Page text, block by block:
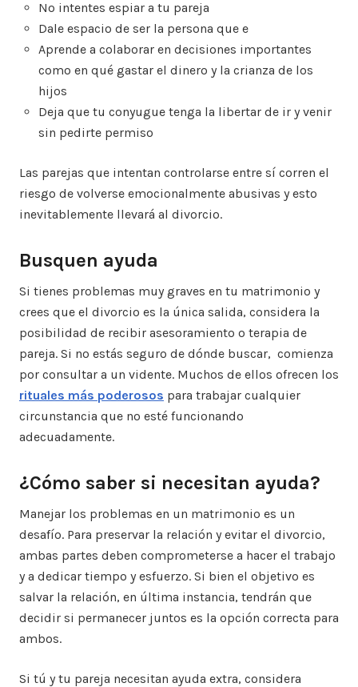
No intentes espiar a tu pareja
Dale espacio de ser la persona que e
Aprende a colaborar en decisiones importantes
como en qué gastar el dinero y la crianza de los
hijos
Deja que tu conyugue tenga la libertar de ir y venir
sin pedirte permiso
Las parejas que intentan controlarse entre sí corren el
riesgo de volverse emocionalmente abusivas y esto
inevitablemente llevará al divorcio.
Busquen ayuda
Si tienes problemas muy graves en tu matrimonio y
crees que el divorcio es la única salida, considera la
posibilidad de recibir asesoramiento o terapia de
pareja. Si no estás seguro de dónde buscar, comienza
por consultar a un vidente. Muchos de ellos ofrecen los
rituales más poderosos para trabajar cualquier
circunstancia que no esté funcionando
adecuadamente.
¿Cómo saber si necesitan ayuda?
Manejar los problemas en un matrimonio es un
desafío. Para preservar la relación y evitar el divorcio,
ambas partes deben comprometerse a hacer el trabajo
y a dedicar tiempo y esfuerzo. Si bien el objetivo es
salvar la relación, en última instancia, tendrán que
decidir si permanecer juntos es la opción correcta para
ambos.
Si tú y tu pareja necesitan ayuda extra, considera